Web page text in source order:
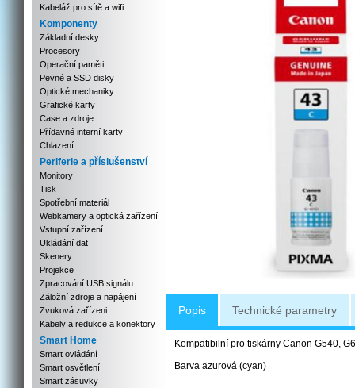
Kabeláž pro sítě a wifi
Komponenty
Základní desky
Procesory
Operační paměti
Pevné a SSD disky
Optické mechaniky
Grafické karty
Case a zdroje
Přídavné interní karty
Chlazení
Periferie a příslušenství
Monitory
Tisk
Spotřební materiál
Webkamery a optická zařízení
Vstupní zařízení
Ukládání dat
Skenery
Projekce
Zpracování USB signálu
Záložní zdroje a napájení
Zvuková zařízeni
Kabely a redukce a konektory
Smart Home
Smart ovládání
Smart osvětlení
Smart zásuvky
Popis Technické parametry
Kompatibilní pro tiskárny Canon G540,
Barva azurová (cyan)